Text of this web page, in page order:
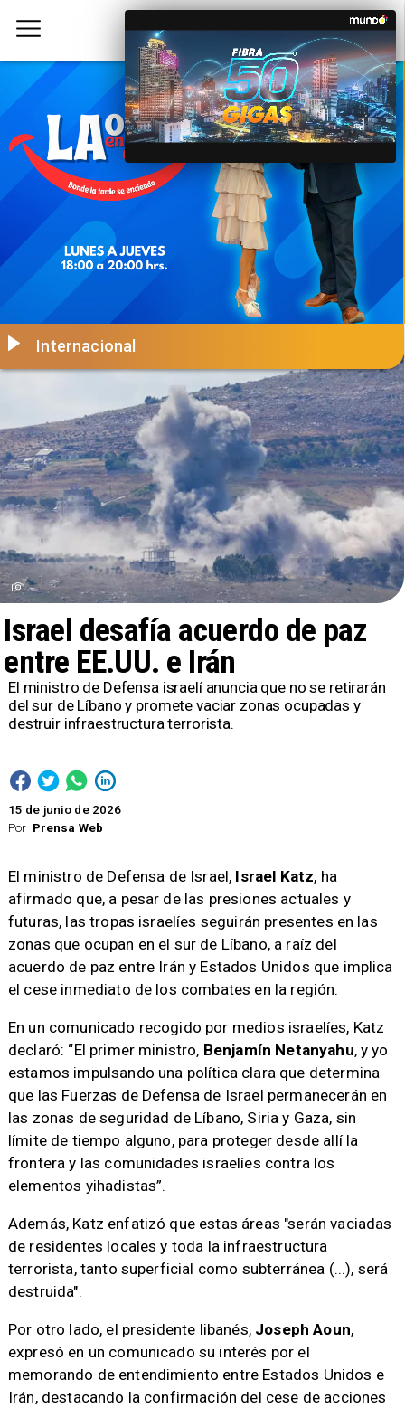
Por Prensa Web
Israel desafía acuerdo de paz
entre EE.UU. e Irán
Internacional
15 de junio de 2026
El ministro de Defensa israelí anuncia que no se retirarán
del sur de Líbano y promete vaciar zonas ocupadas y
destruir infraestructura terrorista.
El ministro de Defensa de Israel, Israel Katz, ha
afirmado que, a pesar de las presiones actuales y
futuras, las tropas israelíes seguirán presentes en las
zonas que ocupan en el sur de Líbano, a raíz del
acuerdo de paz entre Irán y Estados Unidos que implica
el cese inmediato de los combates en la región.
En un comunicado recogido por medios israelíes, Katz
declaró: “El primer ministro, Benjamín Netanyahu, y yo
estamos impulsando una política clara que determina
que las Fuerzas de Defensa de Israel permanecerán en
las zonas de seguridad de Líbano, Siria y Gaza, sin
límite de tiempo alguno, para proteger desde allí la
frontera y las comunidades israelíes contra los
elementos yihadistas”.
Además, Katz enfatizó que estas áreas "serán vaciadas
de residentes locales y toda la infraestructura
terrorista, tanto superficial como subterránea (...), será
destruida".
Por otro lado, el presidente libanés, Joseph Aoun,
expresó en un comunicado su interés por el
memorando de entendimiento entre Estados Unidos e
Irán, destacando la confirmación del cese de acciones